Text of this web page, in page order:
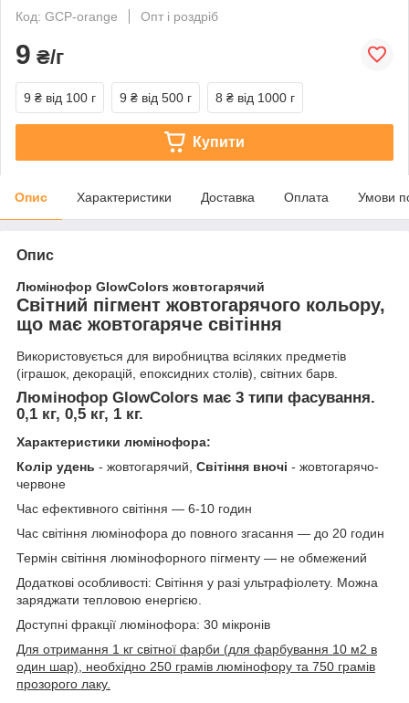
Код: GCP-orange
Опт і роздріб
9 ₴/г
9 ₴ від 100 г 9 ₴ від 500 г 8 ₴ від 1000 г
Купити
Опис Характеристики Доставка Оплата Умови
Опис
Люмінофор GlowColors жовтогарячий
Світний пігмент жовтогарячого кольору,
що має жовтогаряче світіння
Використовується для виробництва всіляких предметів
(іграшок, декорацій, епоксидних столів), світних барв.
Люмінофор GlowColors має 3 типи фасування.
0,1 кг, 0,5 кг, 1 кг.
Характеристики люмінофора:
Колір удень - жовтогарячий, Світіння вночі - жовтогарячо-
червоне
Час ефективного світіння — 6-10 годин
Час світіння люмінофора до повного згасання — до 20 годин
Термін світіння люмінофорного пігменту — не обмежений
Додаткові особливості: Світіння у разі ультрафіолету. Можна
заряджати тепловою енергією.
Доступні фракції люмінофора: 30 мікронів
Для отримання 1 кг світної фарби (для фарбування 10 м2 в
один шар), необхідно 250 грамів люмінофору та 750 грамів
прозорого лаку.